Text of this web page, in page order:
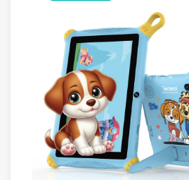
Photos
Electroménager
Bureautique